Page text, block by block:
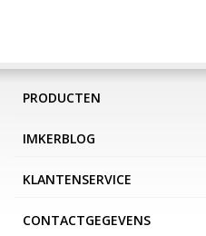
PRODUCTEN
IMKERBLOG
KLANTENSERVICE
CONTACTGEGEVENS